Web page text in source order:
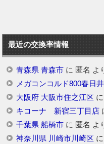
最近の交換率情報
青森県 青森市に 匿名 よ
メガコンコルド800春日
大阪府 大阪市住之江区 に
キコーナ 新宿三丁目店
千葉県 船橋市に 匿名 よ
神奈川県 川崎市川崎区 に